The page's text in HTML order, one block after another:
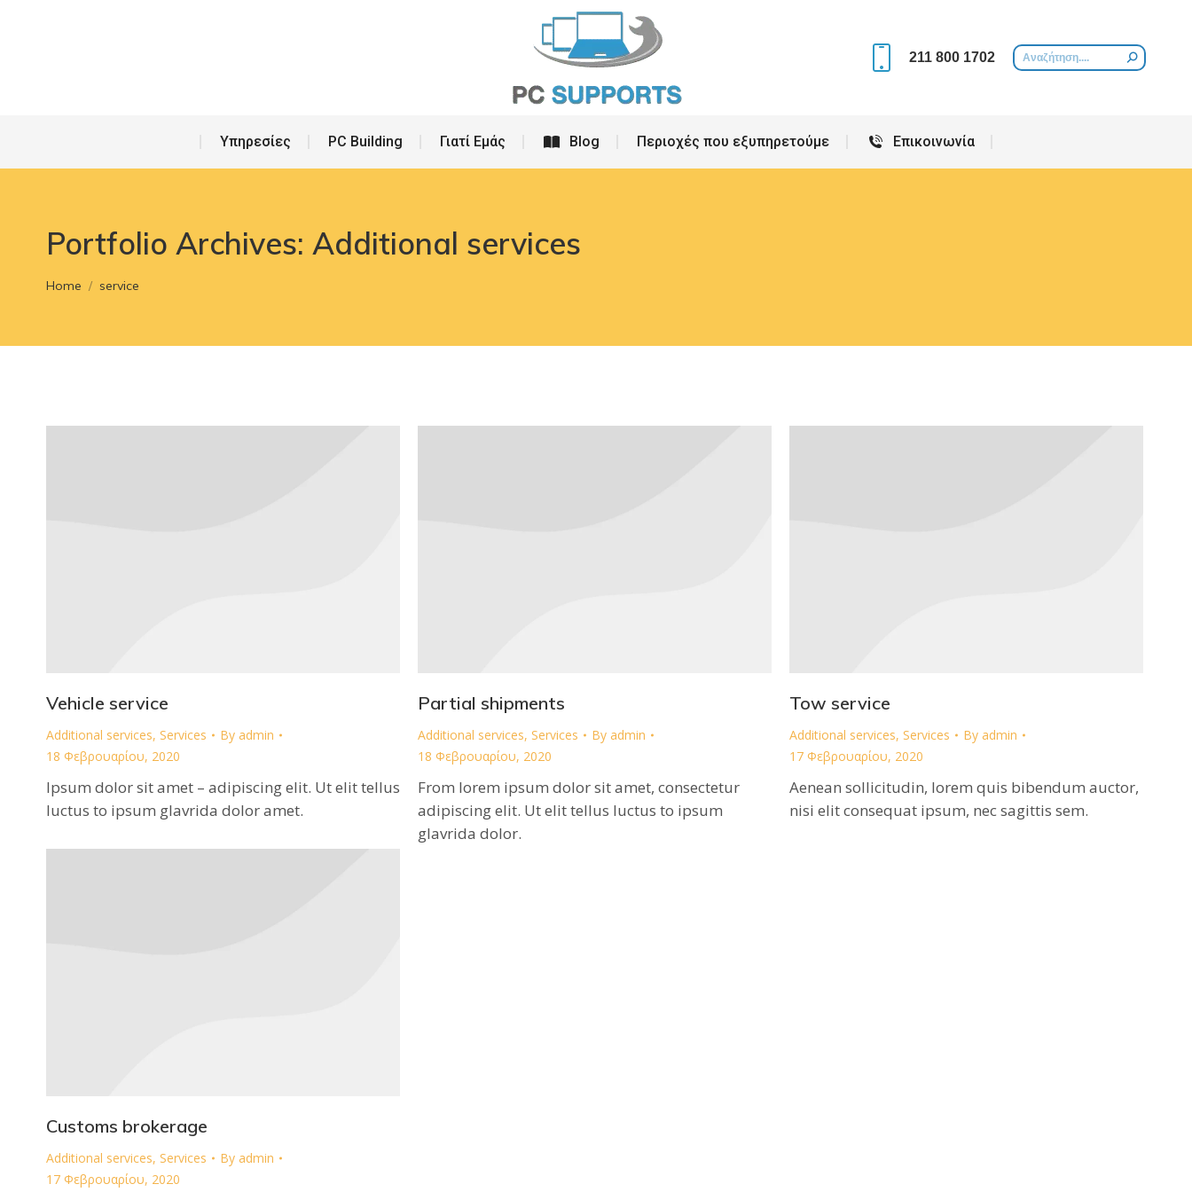
211 800 1702
Υπηρεσίες PC Building Γιατί Εμάς Blog Περιοχές που εξυπηρετούμε Επικοινωνία
Portfolio Archives: Additional services
You are here:
Home service
Vehicle service
Additional services, Services By admin
18 Φεβρουαρίου, 2020
Ipsum dolor sit amet – adipiscing elit. Ut elit tellus
luctus to ipsum glavrida dolor amet.
Partial shipments
Additional services, Services By admin
18 Φεβρουαρίου, 2020
From lorem ipsum dolor sit amet, consectetur
adipiscing elit. Ut elit tellus luctus to ipsum
glavrida dolor.
Tow service
Additional services, Services By admin
17 Φεβρουαρίου, 2020
Aenean sollicitudin, lorem quis bibendum auctor,
nisi elit consequat ipsum, nec sagittis sem.
Customs brokerage
Additional services, Services By admin
17 Φεβρουαρίου, 2020
PC Building Γιατί Εμάς Περιοχές που εξυπηρετούμε Επικοινωνία